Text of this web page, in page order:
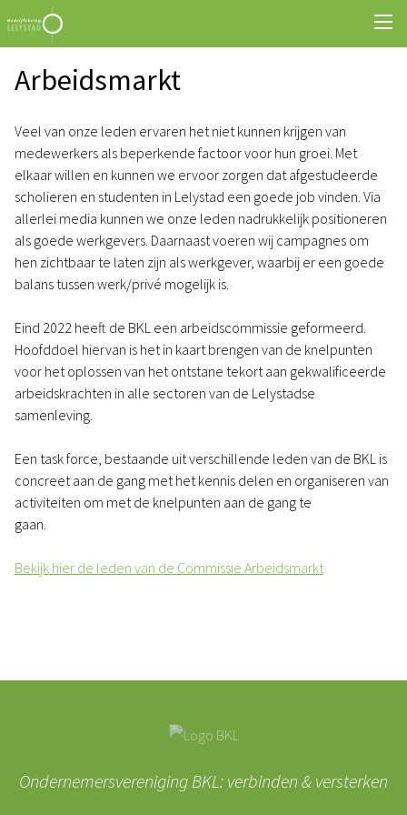
Arbeidsmarkt
Veel van onze leden ervaren het niet kunnen krijgen van
medewerkers als beperkende factoor voor hun groei. Met
elkaar willen en kunnen we ervoor zorgen dat afgestudeerde
scholieren en studenten in Lelystad een goede job vinden. Via
allerlei media kunnen we onze leden nadrukkelijk positioneren
als goede werkgevers. Daarnaast voeren wij campagnes om
hen zichtbaar te laten zijn als werkgever, waarbij er een goede
balans tussen werk/privé mogelijk is.
Eind 2022 heeft de BKL een arbeidscommissie geformeerd.
Hoofddoel hiervan is het in kaart brengen van de knelpunten
voor het oplossen van het ontstane tekort aan gekwalificeerde
arbeidskrachten in alle sectoren van de Lelystadse
samenleving.
Een task force, bestaande uit verschillende leden van de BKL is
concreet aan de gang met het kennis delen en organiseren van
activiteiten om met de knelpunten aan de gang te
gaan.
Bekijk hier de leden van de Commissie Arbeidsmarkt
Ondernemersvereniging BKL: verbinden & versterken